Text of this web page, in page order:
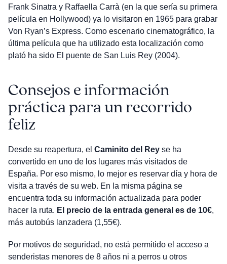
Frank Sinatra y Raffaella Carrà (en la que sería su primera
película en Hollywood) ya lo visitaron en 1965 para grabar
Von Ryan’s Express. Como escenario cinematográfico, la
última película que ha utilizado esta localización como
plató ha sido El puente de San Luis Rey (2004).
Consejos e información
práctica para un recorrido
feliz
Desde su reapertura, el Caminito del Reyse ha
convertido en uno de los lugares más visitados de
España. Por eso mismo, lo mejor es reservar día y hora de
visita a través de su web. En la misma página se
encuentra toda su información actualizada para poder
hacer la ruta. El precio de la entrada general es de 10€,
más autobús lanzadera (1,55€).
Por motivos de seguridad, no está permitido el acceso a
senderistas menores de 8 años ni a perros u otros